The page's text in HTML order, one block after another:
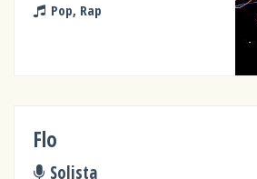
Pop, Rap
Flo
Solista